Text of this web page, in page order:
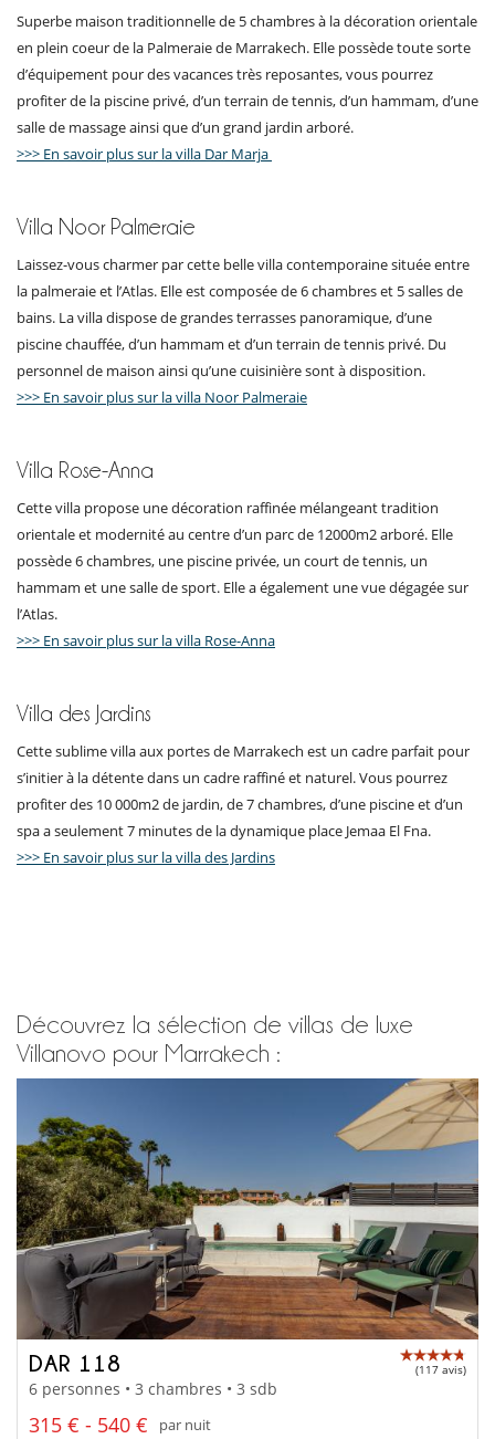
Superbe maison traditionnelle de 5 chambres à la décoration orientale
en plein coeur de la Palmeraie de Marrakech. Elle possède toute sorte
d’équipement pour des vacances très reposantes, vous pourrez
profiter de la piscine privé, d’un terrain de tennis, d’un hammam, d’une
salle de massage ainsi que d’un grand jardin arboré.
>>> En savoir plus sur la villa Dar Marja
Villa Noor Palmeraie
Laissez-vous charmer par cette belle villa contemporaine située entre
la palmeraie et l’Atlas. Elle est composée de 6 chambres et 5 salles de
bains. La villa dispose de grandes terrasses panoramique, d’une
piscine chauffée, d’un hammam et d’un terrain de tennis privé. Du
personnel de maison ainsi qu’une cuisinière sont à disposition.
>>> En savoir plus sur la villa Noor Palmeraie
Villa Rose-Anna
Cette villa propose une décoration raffinée mélangeant tradition
orientale et modernité au centre d’un parc de 12000m2 arboré. Elle
possède 6 chambres, une piscine privée, un court de tennis, un
hammam et une salle de sport. Elle a également une vue dégagée sur
l’Atlas.
>>> En savoir plus sur la villa Rose-Anna
Villa des Jardins
Cette sublime villa aux portes de Marrakech est un cadre parfait pour
s’initier à la détente dans un cadre raffiné et naturel. Vous pourrez
profiter des 10 000m2 de jardin, de 7 chambres, d’une piscine et d’un
spa a seulement 7 minutes de la dynamique place Jemaa El Fna.
>>> En savoir plus sur la villa des Jardins
Découvrez la sélection de villas de luxe
Villanovo pour Marrakech :
DAR 118 (117 avis)
6 personnes • 3 chambres • 3 sdb
315 € - 540 €
par nuit